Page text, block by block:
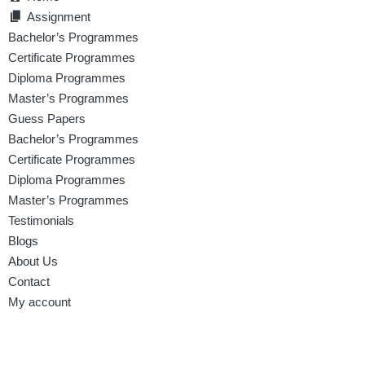
Assignment
Bachelor’s Programmes
Certificate Programmes
Diploma Programmes
Master’s Programmes
Guess Papers
Bachelor’s Programmes
Certificate Programmes
Diploma Programmes
Master’s Programmes
Testimonials
Blogs
About Us
Contact
My account